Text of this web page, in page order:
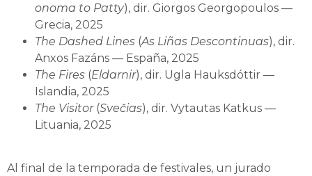
onoma to Patty), dir. Giorgos Georgopoulos —
Grecia, 2025
The Dashed Lines (As Liñas Descontinuas), dir.
Anxos Fazáns — España, 2025
The Fires (Eldarnir), dir. Ugla Hauksdóttir —
Islandia, 2025
The Visitor(Svečias), dir. Vytautas Katkus —
Lituania, 2025
Al final de la temporada de festivales, un jurado